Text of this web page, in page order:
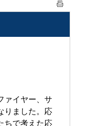
ァイヤー、サ
りました。応
ちで考えた応